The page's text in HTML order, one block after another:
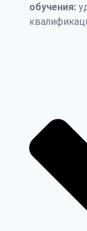
обучения: